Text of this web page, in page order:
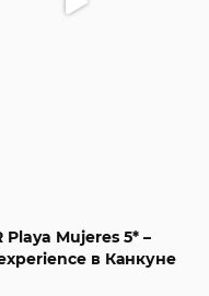
Playa Mujeres 5* –
в Канкуне